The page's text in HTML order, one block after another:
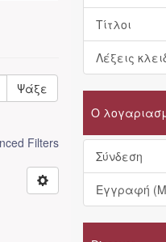
Ψάξε
Filters
Τίτλοι
Λέξεις
Ο
Σύνδεση
Εγγραφή